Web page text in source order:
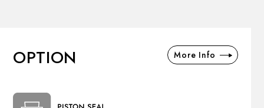
OPTION More Info